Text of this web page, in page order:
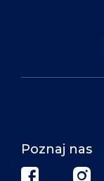
Poznaj nas